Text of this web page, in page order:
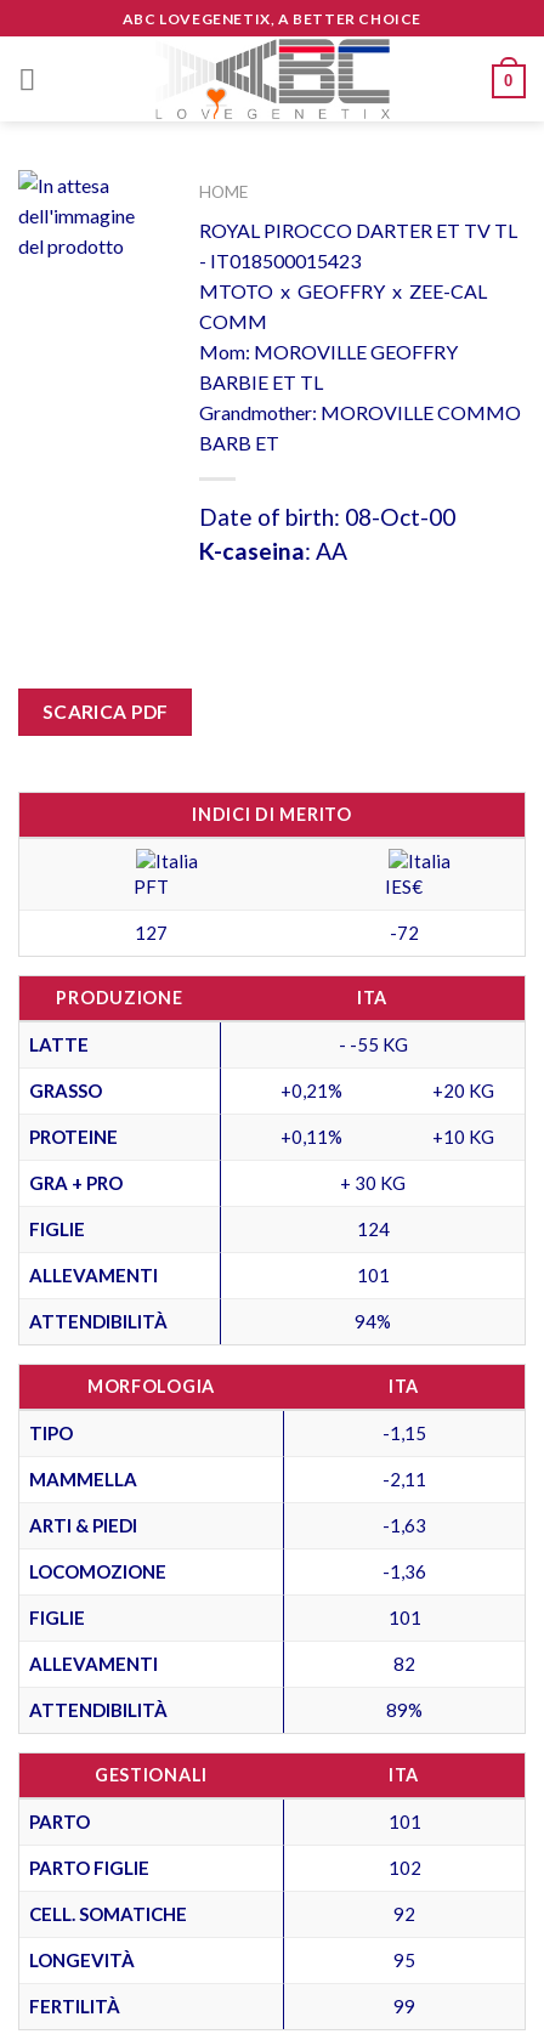
to
content
ABC LOVEGENETIX, A BETTER CHOICE
0
HOME
ROYAL PIROCCO DARTER ET TV TL
- IT018500015423
MTOTO x GEOFFRY x ZEE-CAL
COMM
Mom: MOROVILLE GEOFFRY
BARBIE ET TL
Grandmother: MOROVILLE COMMO
BARB ET
Date of birth: 08-Oct-00
K-caseina: AA
SCARICA PDF
INDICI DI MERITO
PFT IES€
127 -72
PRODUZIONE ITA
LATTE - -55 KG
GRASSO +0,21% +20 KG
PROTEINE +0,11% +10 KG
GRA + PRO + 30 KG
FIGLIE 124
ALLEVAMENTI 101
ATTENDIBILITÀ 94%
MORFOLOGIA ITA
TIPO -1,15
MAMMELLA -2,11
ARTI & PIEDI -1,63
LOCOMOZIONE -1,36
FIGLIE 101
ALLEVAMENTI 82
ATTENDIBILITÀ 89%
GESTIONALI ITA
PARTO 101
PARTO FIGLIE 102
CELL. SOMATICHE 92
LONGEVITÀ 95
FERTILITÀ 99